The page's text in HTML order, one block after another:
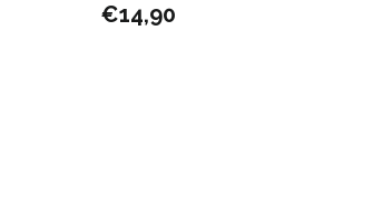
€14,90